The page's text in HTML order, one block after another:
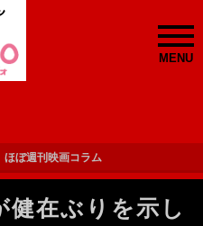
MENU
ほぼ週刊映画コラム
健在ぶりを示し